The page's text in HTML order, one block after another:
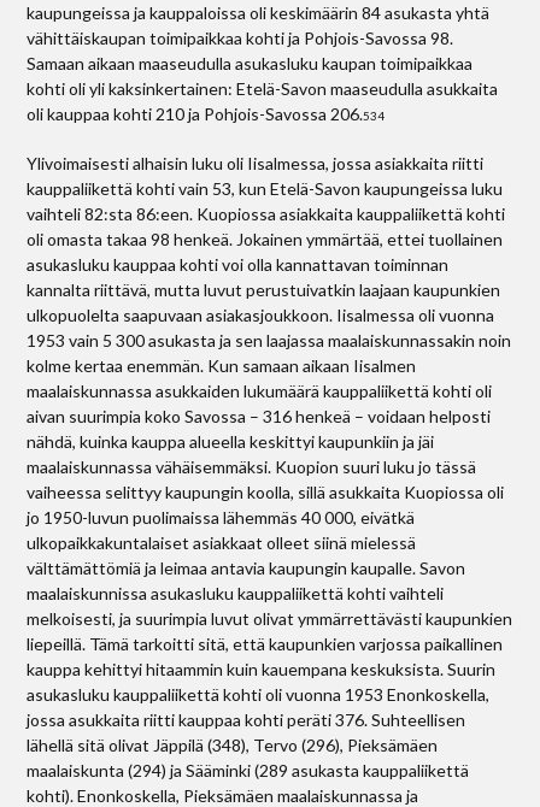
kaupungeissa ja kauppaloissa oli keskimäärin 84 asukasta yhtä
vähittäiskaupan toimipaikkaa kohti ja Pohjois-Savossa 98.
Samaan aikaan maaseudulla asukasluku kaupan toimipaikkaa
kohti oli yli kaksinkertainen: Etelä­-Savon maaseudulla asukkaita
oli kauppaa kohti 210 ja Pohjois-Savossa 206.534
Ylivoimaisesti alhaisin luku oli Iisalmessa, jossa asiakkaita riitti
kauppaliikettä kohti vain 53, kun Etelä-Savon kaupungeissa luku
vaihteli 82:sta 86:een. Kuopiossa asiakkaita kauppaliikettä kohti
oli omasta takaa 98 henkeä. Jokainen ymmärtää, ettei tuollainen
asukasluku kauppaa kohti voi olla kannattavan toiminnan
kannalta riittävä, mutta luvut perustuivatkin laajaan kaupunkien
ulkopuolelta saapuvaan asiakasjoukkoon. Iisalmessa oli vuonna
1953 vain 5 300 asukasta ja sen laajassa maalaiskunnassakin noin
kolme kertaa enemmän. Kun samaan aikaan Iisalmen
maalaiskunnassa asukkaiden lukumäärä kauppaliikettä kohti oli
aivan suurimpia koko Savossa – 316 henkeä – voidaan helposti
nähdä, kuinka kauppa alueella keskittyi kaupunkiin ja jäi
maalaiskunnassa vähäisemmäksi. Kuopion suuri luku jo tässä
vaiheessa selittyy kaupungin koolla, sillä asukkaita Kuopiossa oli
jo 1950-luvun puolimaissa lähemmäs 40 000, eivätkä
ulkopaikkakuntalaiset asiakkaat olleet siinä mielessä
välttämättömiä ja leimaa antavia kaupungin kaupalle. Savon
maalaiskunnissa asukasluku kauppaliikettä kohti vaihteli
melkoisesti, ja suurimpia luvut olivat ymmärrettävästi kaupunkien
liepeillä. Tämä tarkoitti sitä, että kaupunkien varjossa paikallinen
kauppa kehittyi hitaammin kuin kauempana keskuksista. Suurin
asukasluku kauppaliikettä kohti oli vuonna 1953 Enonkoskella,
jossa asukkaita riitti kauppaa kohti peräti 376. Suhteellisen
lähellä sitä olivat Jäppilä (348), Tervo (296), Pieksämäen
maalaiskunta (294) ja Sääminki (289 asukasta kauppaliikettä
kohti). Enonkoskella, Pieksämäen maalaiskunnassa ja